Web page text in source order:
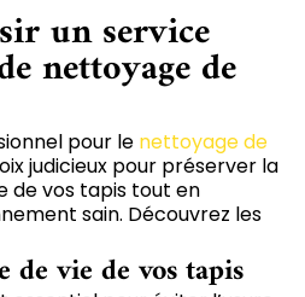
un service
nettoyage de
pour le nettoyage de
judicieux pour préserver la
de vos tapis tout en
sain. Découvrez les
vie de vos tapis